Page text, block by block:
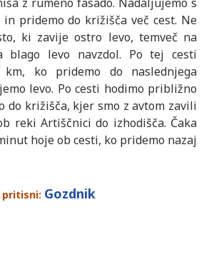
pridemo do križišča več cest. Ne
ki zavije ostro levo, temveč na
blago levo navzdol. Po tej cesti
ko pridemo do naslednjega
levo. Po cesti hodimo približno
do križišča, kjer smo z avtom zavili
reki Artiščnici do izhodišča. Čaka
hoje ob cesti, ko pridemo nazaj
pritisni: Gozdnik